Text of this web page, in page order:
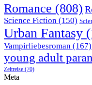
Romance (808)
Science Fiction (150)
Urban Fantasy
Vampirliebesroman (167)
young adult
Zeitreise (70)
Meta